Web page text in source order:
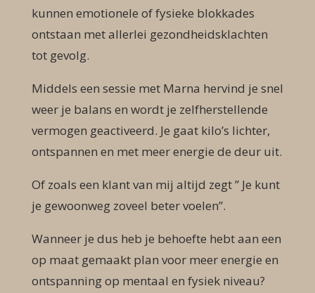
kunnen emotionele of fysieke blokkades
ontstaan met allerlei gezondheidsklachten
tot gevolg.
Middels een sessie met Marna hervind je snel
weer je balans en wordt je zelfherstellende
vermogen geactiveerd. Je gaat kilo’s lichter,
ontspannen en met meer energie de deur uit.
Of zoals een klant van mij altijd zegt ” Je kunt
je gewoonweg zoveel beter voelen”.
Wanneer je dus heb je behoefte hebt aan een
op maat gemaakt plan voor meer energie en
ontspanning op mentaal en fysiek niveau?